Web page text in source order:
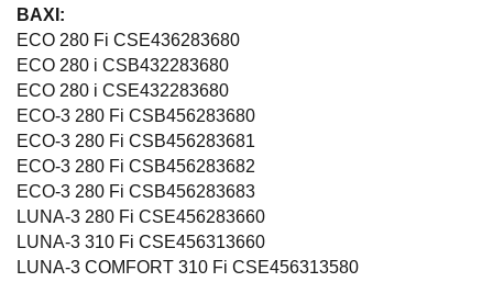
BAXI:
ECO 280 Fi CSE436283680
ECO 280 i CSB432283680
ECO 280 i CSE432283680
ECO-3 280 Fi CSB456283680
ECO-3 280 Fi CSB456283681
ECO-3 280 Fi CSB456283682
ECO-3 280 Fi CSB456283683
LUNA-3 280 Fi CSE456283660
LUNA-3 310 Fi CSE456313660
LUNA-3 COMFORT 310 Fi CSE456313580